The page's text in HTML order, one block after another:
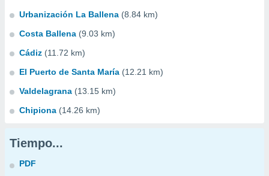
Urbanización La Ballena (8.84 km)
Costa Ballena (9.03 km)
Cádiz (11.72 km)
El Puerto de Santa María (12.21 km)
Valdelagrana (13.15 km)
Chipiona (14.26 km)
Tiempo...
PDF